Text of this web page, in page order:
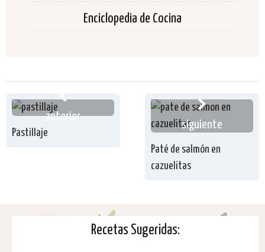
Enciclopedia de Cocina
anterior
Pastillaje
siguiente
Paté de salmón en
cazuelitas
Recetas Sugeridas: